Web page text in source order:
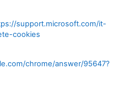
support.microsoft.com/it-
cookies
chrome/answer/95647?